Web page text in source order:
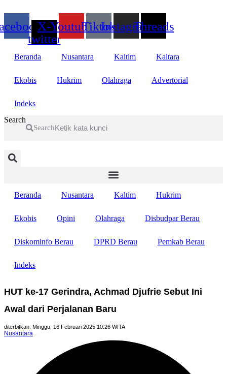
konten
X-
twitter
YoutubeTiktokInstagramThreads
Beranda Nusantara Kaltim Kaltara
Ekobis Hukrim Olahraga Advertorial
Indeks
Search
Search
Beranda Nusantara Kaltim Hukrim
Ekobis Opini Olahraga Disbudpar Berau
Diskominfo Berau DPRD Berau Pemkab Berau
Indeks
HUT ke-17 Gerindra, Achmad Djufrie Sebut Ini
Awal dari Perjalanan Baru
diterbitkan: Minggu, 16 Februari 2025 10:26 WITA
Nusantara